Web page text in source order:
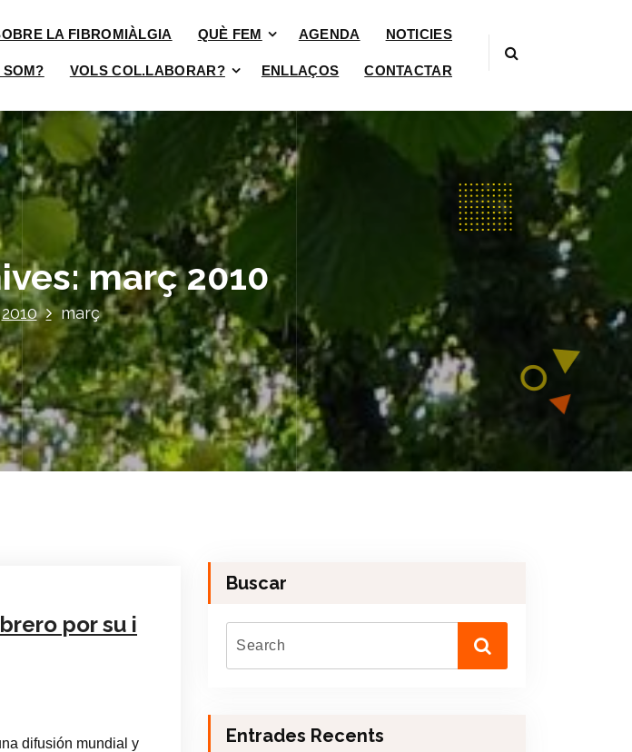
LA FIBROMIÀLGIA QUÈ FEM AGENDA NOTICIES
SOM? VOLS COL.LABORAR? ENLLAÇOS CONTACTAR
març 2010
2010 març
por su i
difusión mundial y
Buscar
Entrades Recents